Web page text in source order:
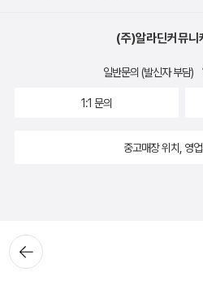
뒤로가
기
(주)알라딘커뮤니
일반문의 (발신자 부담)
1:1 문의
중고매장 위치, 영